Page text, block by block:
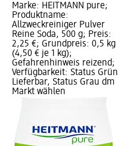
Marke: HEITMANN pure;
Produktname:
Allzweckreiniger Pulver
Reine Soda, 500 g; Preis:
2,25 €; Grundpreis: 0,5 kg
(4,50 € je 1 kg);
Gefahrenhinweis reizend;
Verfügbarkeit: Status Grün
Lieferbar, Status Grau dm
Markt wählen